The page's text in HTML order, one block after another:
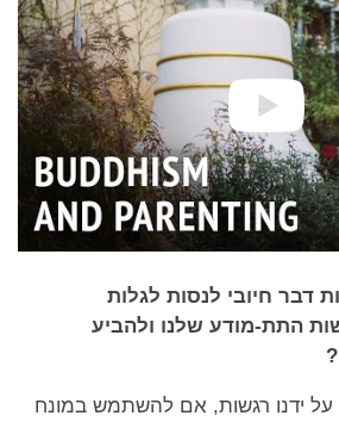
דבר חיובי לנסות לגלות
התת-מודע שלנו ולהביע
על ידנו רגשות, אם להשתמש במונח